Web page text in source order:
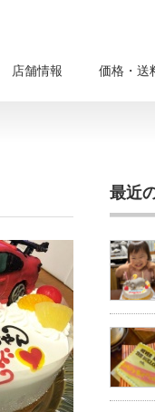
店舗情報 価格・送
最近